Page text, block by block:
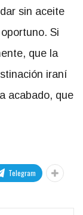
sin aceite
Si
que la
iraní
acabado, que
Telegram